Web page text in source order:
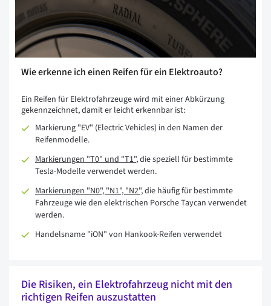
Wie erkenne ich einen Reifen für ein Elektroauto?
Ein Reifen für Elektrofahrzeuge wird mit einer Abkürzung
gekennzeichnet, damit er leicht erkennbar ist:
Markierung "EV" (Electric Vehicles) in den Namen der
Reifenmodelle.
Markierungen "T0" und "T1", die speziell für bestimmte
Tesla-Modelle verwendet werden.
Markierungen "N0", "N1", "N2",die häufig für bestimmte
Fahrzeuge wie den elektrischen Porsche Taycan verwendet
werden.
Handelsname "iON" von Hankook-Reifen verwendet
Die Risiken, ein Elektrofahrzeug nicht mit den
richtigen Reifen auszustatten